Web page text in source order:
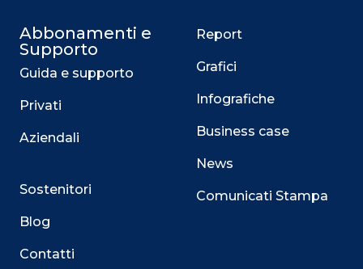
Abbonamenti e
Supporto
Guida e supporto
Privati
Aziendali
Sostenitori
Blog
Contatti
Report
Grafici
Infografiche
Business case
News
Comunicati Stampa